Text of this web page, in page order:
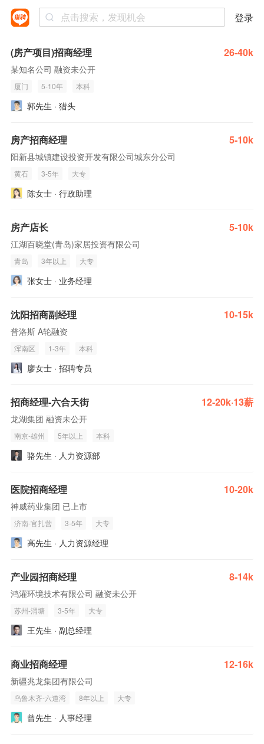
登录
(房产项目)招商经理 26-40k
某知名公司 融资未公开
厦门 5-10年 本科
郭先生 · 猎头
房产招商经理 5-10k
阳新县城镇建设投资开发有限公司城东分公司
黄石 3-5年 大专
陈女士 · 行政助理
房产店长 5-10k
江湖百晓堂(青岛)家居投资有限公司
青岛 3年以上 大专
张女士 · 业务经理
沈阳招商副经理 10-15k
普洛斯 A轮融资
浑南区 1-3年 本科
廖女士 · 招聘专员
招商经理-六合天街 12-20k·13薪
龙湖集团 融资未公开
南京-雄州 5年以上 本科
骆先生 · 人力资源部
医院招商经理 10-20k
神威药业集团 已上市
济南-官扎营 3-5年 大专
高先生 · 人力资源经理
产业园招商经理 8-14k
鸿灌环境技术有限公司 融资未公开
苏州-渭塘 3-5年 大专
王先生 · 副总经理
商业招商经理 12-16k
新疆兆龙集团有限公司
乌鲁木齐-六道湾 8年以上 大专
曾先生 · 人事经理